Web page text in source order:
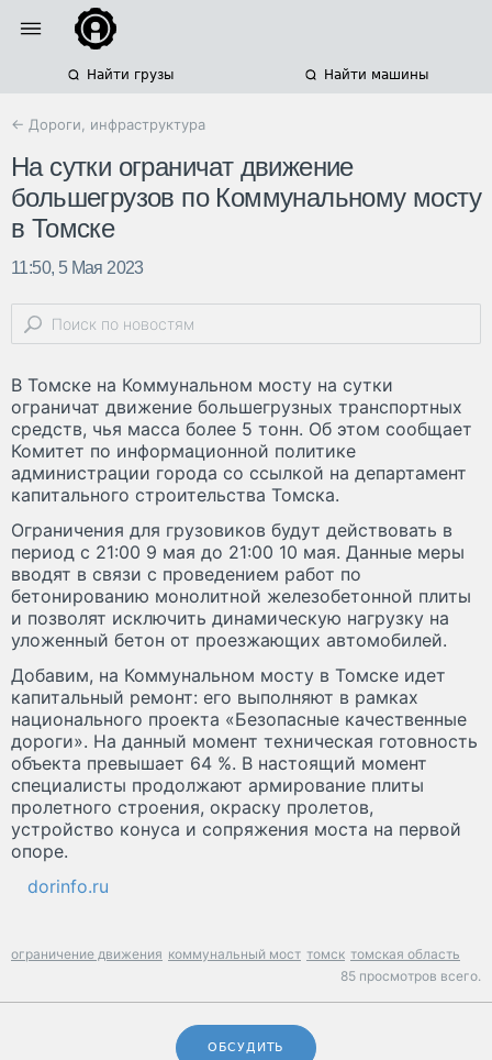
Найти грузы Найти машины
← Дороги, инфраструктура
На сутки ограничат движение
большегрузов по Коммунальному мосту
в Томске
11:50, 5 Мая 2023
В Томске на Коммунальном мосту на сутки
ограничат движение большегрузных транспортных
средств, чья масса более 5 тонн. Об этом сообщает
Комитет по информационной политике
администрации города со ссылкой на департамент
капитального строительства Томска.
Ограничения для грузовиков будут действовать в
период с 21:00 9 мая до 21:00 10 мая. Данные меры
вводят в связи с проведением работ по
бетонированию монолитной железобетонной плиты
и позволят исключить динамическую нагрузку на
уложенный бетон от проезжающих автомобилей.
Добавим, на Коммунальном мосту в Томске идет
капитальный ремонт: его выполняют в рамках
национального проекта «Безопасные качественные
дороги». На данный момент техническая готовность
объекта превышает 64 %. В настоящий момент
специалисты продолжают армирование плиты
пролетного строения, окраску пролетов,
устройство конуса и сопряжения моста на первой
опоре.
dorinfo.ru
ограничение движения коммунальный мост томск томская область
85 просмотров всего.
ОБСУДИТЬ